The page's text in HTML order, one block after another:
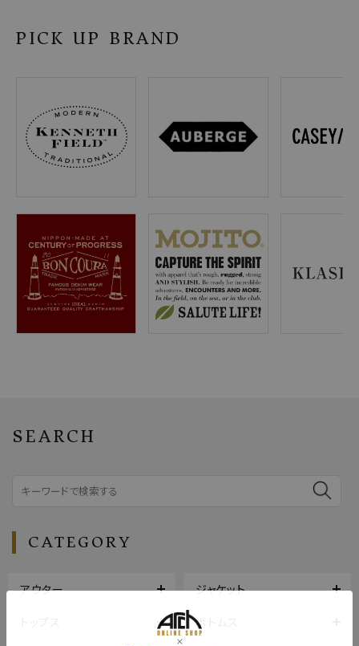
特定商取引法について
お問い合わせ
OFFICIAL WEB SITE
meeting_room ログイン 会員登録
PICK UP BRAND
SEARCH
CATEGORY
アウター ジャケット
ボトムス